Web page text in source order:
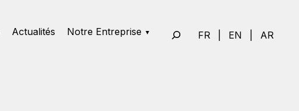
Actualités Notre Entreprise FR EN AR